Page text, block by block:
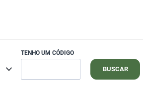
TENHO UM CÓDIGO
BUSCAR